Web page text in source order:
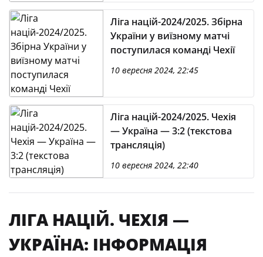
Ліга націй-2024/2025. Збірна
України у виїзному матчі
поступилася команді Чехії
10 вересня 2024, 22:45
Ліга націй-2024/2025. Чехія
— Україна — 3:2 (текстова
трансляція)
10 вересня 2024, 22:40
ЛІГА НАЦІЙ. ЧЕХІЯ —
УКРАЇНА: ІНФОРМАЦІЯ